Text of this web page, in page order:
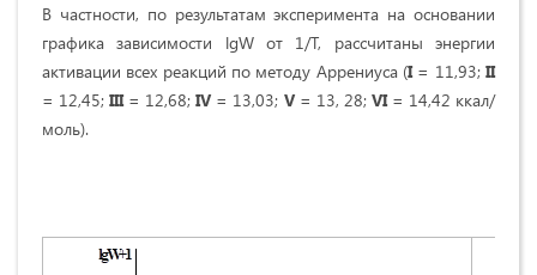
В частности, по результатам эксперимента на основании
графика зависимости lgW от 1/T, рассчитаны энергии
активации всех реакций по методу Аррениуса (I= 11,93; II
= 12,45;III= 12,68;IV = 13,03; V= 13, 28; VI= 14,42 ккал/
моль).